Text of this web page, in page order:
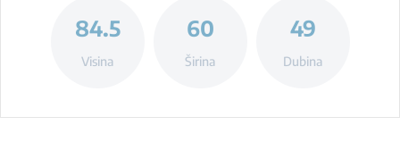
84.5
Visina
60
Širina
49
Dubina